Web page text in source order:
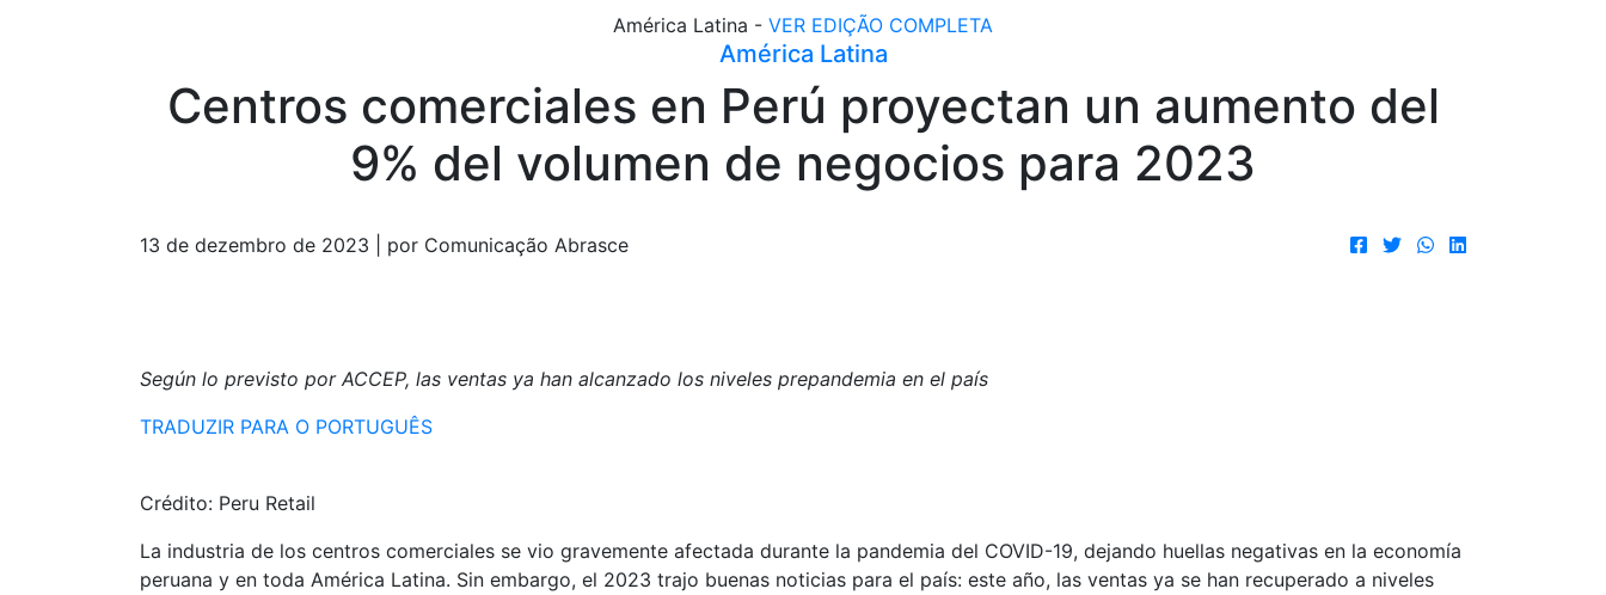
América Latina - VER EDIÇÃO COMPLETA
América Latina
Centros comerciales en Perú proyectan un aumento del
9% del volumen de negocios para 2023
13 de dezembro de 2023 | por Comunicação Abrasce
Según lo previsto por ACCEP, las ventas ya han alcanzado los niveles prepandemia en el país
TRADUZIR PARA O PORTUGUÊS
Crédito: Peru Retail
La industria de los centros comerciales se vio gravemente afectada durante la pandemia del COVID-19, dejando huellas negativas en la economía
peruana y en toda América Latina. Sin embargo, el 2023 trajo buenas noticias para el país: este año, las ventas ya se han recuperado a niveles